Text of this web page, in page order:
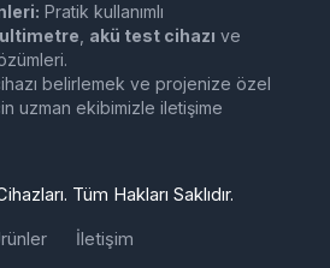
Pratik kullanımlı
akü test cihazı ve
belirlemek ve projenize özel
uzman ekibimizle iletişime
Tüm Hakları Saklıdır.
İletişim